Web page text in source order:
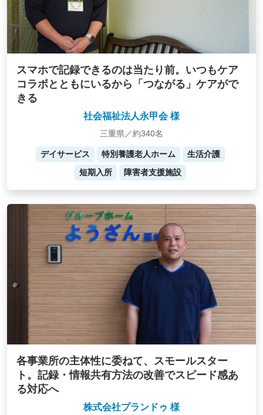
スマホで記録できるのは当たり前。いつもケア
コラボとともにいるから「つながる」ケアがで
きる
社会福祉法人永甲会 様
三重県／約340名
デイサービス 特別養護老人ホーム
生活介護
短期入所
障害者支援施設
各事業所の主体性に委ねて、スモールスター
ト。記録・情報共有方法の改善でスピード感あ
る対応へ
株式会社プランドゥ 様